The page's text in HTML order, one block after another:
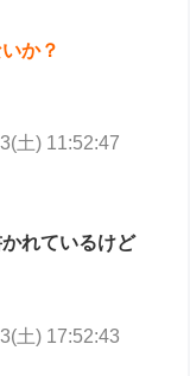
か？
土) 11:52:47
れているけど
土) 17:52:43